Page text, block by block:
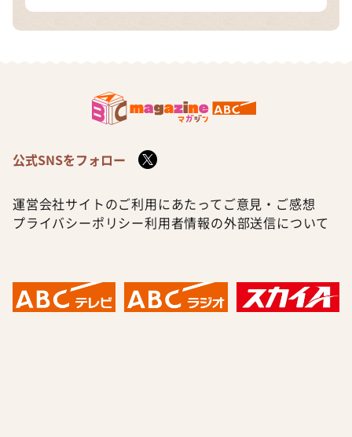
公式SNSをフォロー
運営会社サイトのご利用にあたって ご意見・ご感想
プライバシーポリシー利用者情報の外部送信について